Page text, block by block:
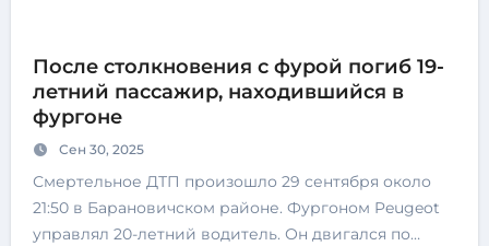
После столкновения с фурой погиб 19-
летний пассажир, находившийся в
фургоне
Сен 30, 2025
Смертельное ДТП произошло 29 сентября около
21:50 в Барановичском районе. Фургоном Peugeot
управлял 20-летний водитель. Он двигался по…